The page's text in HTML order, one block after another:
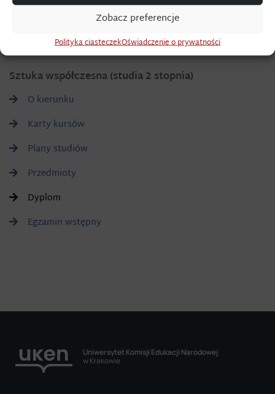
Zobacz preferencje
Polityka ciasteczekOświadczenie o prywatności
Schemat pierwszej strony
Zalecenia do redagowania prac mgr Szt Wsp
Sztuka współczesna (studia 2 stopnia)
O kierunku
Karty kursów
Plany studiów
Przedmioty
Dyplom
Egzamin wstępny
Uniwersytet Komisji Edukacji Narodowej
w Krakowie